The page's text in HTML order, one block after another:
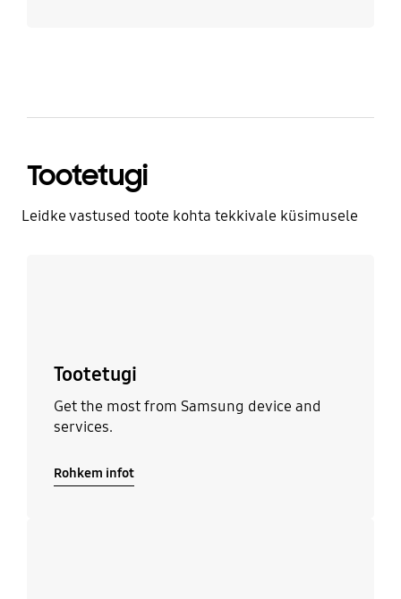
Tootetugi
Leidke vastused toote kohta tekkivale küsimusele
Tootetugi
Get the most from Samsung device and
services.
Rohkem infot